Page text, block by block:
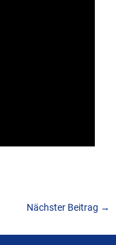
Nächster Beitrag →